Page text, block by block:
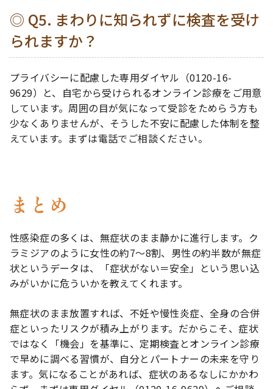
Q5. まわりに知られずに検査を受け
られますか？
プライバシーに配慮した専用ダイヤル（0120-16-
9629）と、自宅から受けられるオンライン診療をご用意
しています。周囲の目が気になって受診をためらう方も
少なくありませんが、そうした不安に配慮した体制を整
えています。まずは電話でご相談ください。
まとめ
性感染症の多くは、無症状のまま静かに進行します。ク
ラミジアのように女性の約7〜8割、男性の約半数が無症
状というデータは、「症状がない＝安全」という思い込
みがいかに危ういかを教えてくれます。
無症状のまま放置すれば、不妊や慢性炎症、全身の合併
症といったリスクが積み上がります。だからこそ、症状
ではなく「機会」を基準に、定期検査とオンライン診療
で早めに調べる習慣が、自分とパートナーの未来を守り
ます。気になることがあれば、症状のあるなしにかかわ